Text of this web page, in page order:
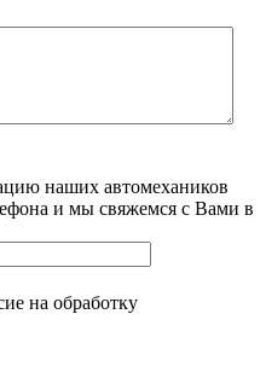
наших автомехаников
и мы свяжемся с Вами в
на обработку